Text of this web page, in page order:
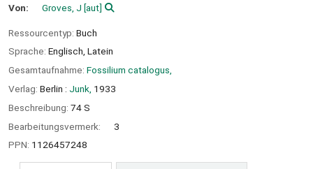
Von: Groves, J [aut]
Ressourcentyp: Buch
Sprache: Englisch, Latein
Gesamtaufnahme: Fossilium catalogus,
Verlag: Berlin : Junk, 1933
Beschreibung: 74 S
Bearbeitungsvermerk:
3
PPN: 1126457248